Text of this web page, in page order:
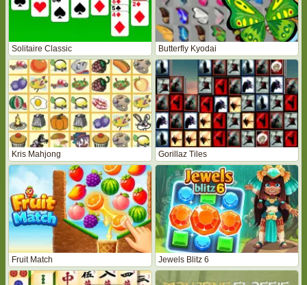
Solitaire Classic Butterfly Kyodai
Kris Mahjong Gorillaz Tiles
Fruit Match Jewels Blitz 6